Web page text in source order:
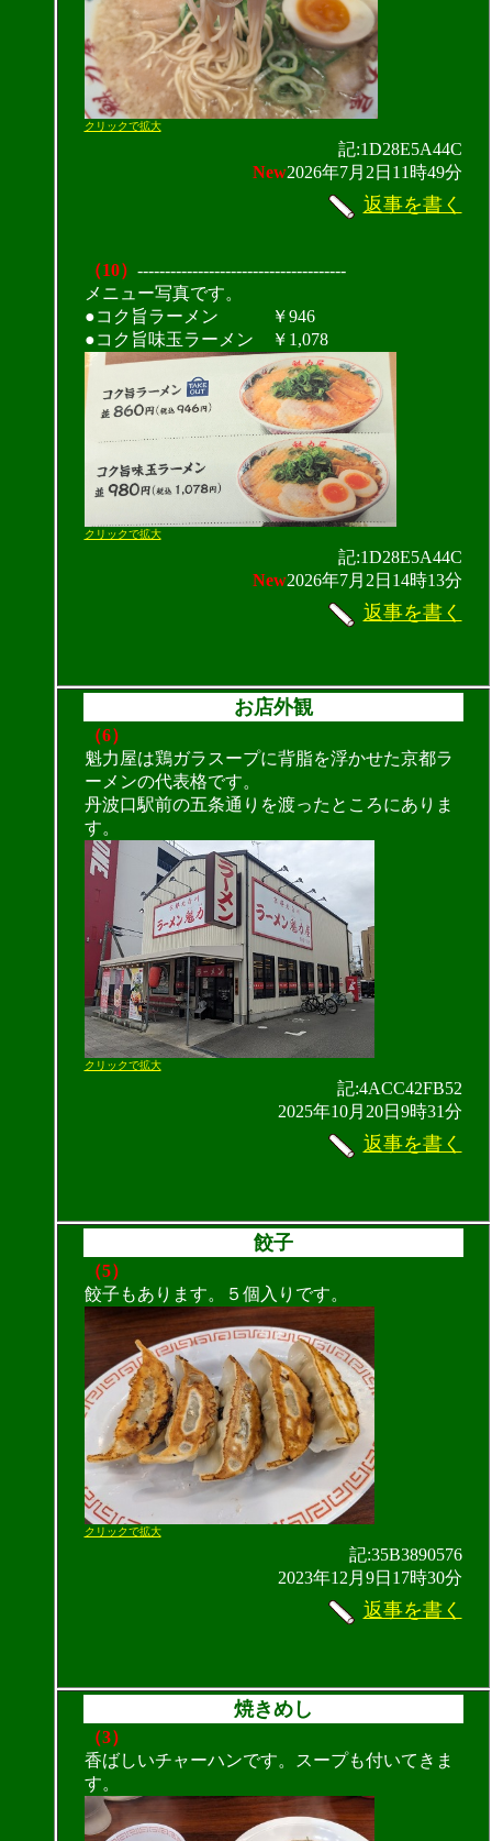
クリックで拡大
記:1D28E5A44C
New2026年7月2日11時49分
返事を書く
（10） --------------------------------------
メニュー写真です。
●コク旨ラーメン ￥946
●コク旨味玉ラーメン ￥1,078
クリックで拡大
記:1D28E5A44C
New2026年7月2日14時13分
返事を書く
お店外観
（6）
魁力屋は鶏ガラスープに背脂を浮かせた京都ラ
ーメンの代表格です。
丹波口駅前の五条通りを渡ったところにありま
す。
クリックで拡大
記:4ACC42FB52
2025年10月20日9時31分
返事を書く
餃子
（5）
餃子もあります。５個入りです。
クリックで拡大
記:35B3890576
2023年12月9日17時30分
返事を書く
焼きめし
（3）
香ばしいチャーハンです。スープも付いてきま
す。